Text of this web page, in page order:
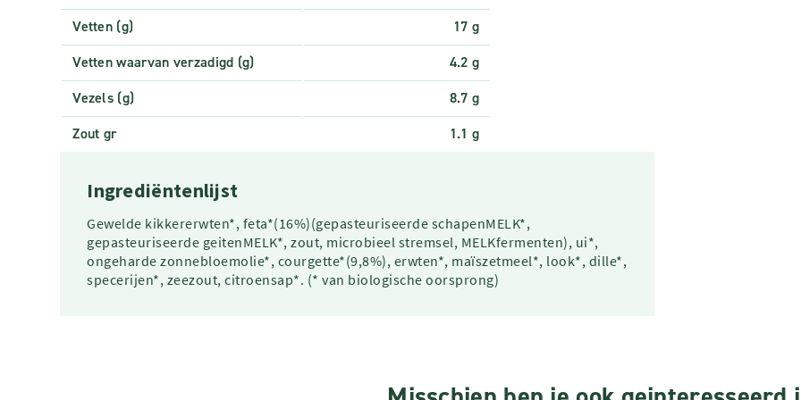
Vetten (g)
17 g
Vetten waarvan verzadigd (g)
4.2 g
Vezels (g)
8.7 g
Zout gr
1.1 g
Ingrediëntenlijst
Gewelde kikkererwten*, feta*(16%)(gepasteuriseerde schapenMELK*,
gepasteuriseerde geitenMELK*, zout, microbieel stremsel, MELKfermenten), ui*,
ongeharde zonnebloemolie*, courgette*(9,8%), erwten*, maïszetmeel*, look*, dille*,
specerijen*, zeezout, citroensap*. (* van biologische oorsprong)